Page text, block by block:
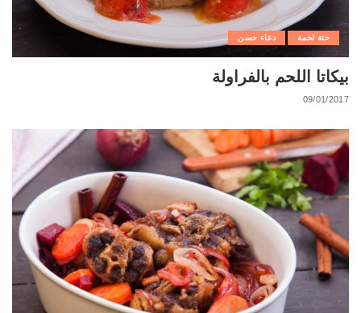
حتة لحمة دعاء حسن
بيكاتا اللحم بالفراولة
09/01/2017